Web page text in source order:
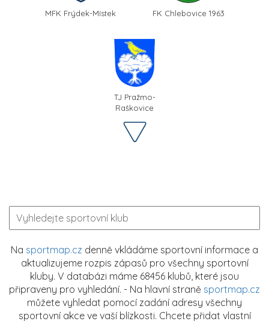
MFK Frýdek-Místek FK Chlebovice 1963
TJ Pražmo-
Raškovice
Na sportmap.cz denně vkládáme sportovní informace a
aktualizujeme rozpis zápasů pro všechny sportovní
kluby. V databázi máme 68456 klubů, které jsou
připraveny pro vyhledání. - Na hlavní straně sportmap.cz
můžete vyhledat pomocí zadání adresy všechny
sportovní akce ve vaší blízkosti. Chcete přidat vlastní